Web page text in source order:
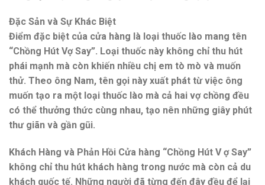
Đặc Sản và Sự Khác Biệt
Điểm đặc biệt của cửa hàng là loại thuốc lào mang tên
“Chồng Hút Vợ Say”. Loại thuốc này không chỉ thu hút
phái mạnh mà còn khiến nhiều chị em tò mò và muốn
thử. Theo ông Nam, tên gọi này xuất phát từ việc ông
muốn tạo ra một loại thuốc lào mà cả hai vợ chồng đều
có thể thưởng thức cùng nhau, tạo nên những giây phút
thư giãn và gần gũi.
Khách Hàng và Phản Hồi Cửa hàng “Chồng Hút V ợ Say”
không chỉ thu hút khách hàng trong nước mà còn cả du
khách quốc tế. Những người đã từng đến đây đều để lại